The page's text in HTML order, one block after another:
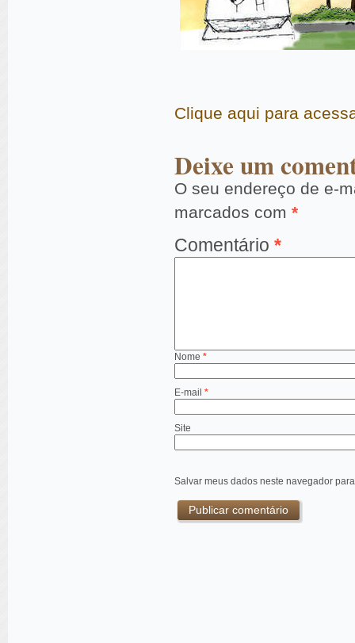
Clique aqui para
Deixe um
O seu endereço de e-
marcados com *
Comentário *
Nome *
E-mail *
Site
Salvar meus dados neste navegador